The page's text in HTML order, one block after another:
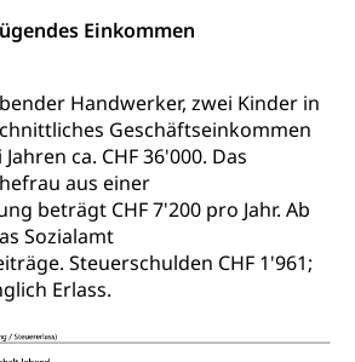
Einkommen
Handwerker, zwei Kinder in
Geschäftseinkommen
ca. CHF 36'000. Das
aus einer
beträgt CHF 7'200 pro Jahr. Ab
Sozialamt
Steuerschulden CHF 1'961;
Erlass.